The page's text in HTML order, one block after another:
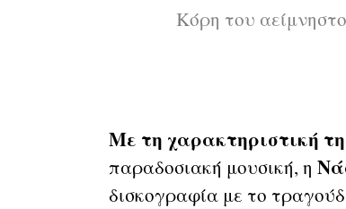
Κόρη του
Με τη χαρακτηριστική
παραδοσιακή μουσική, η
δισκογραφία με το